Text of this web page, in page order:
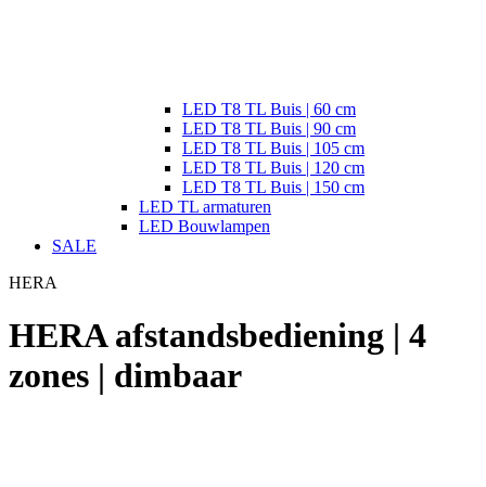
LED T8 TL Buis | 60 cm
LED T8 TL Buis | 90 cm
LED T8 TL Buis | 105 cm
LED T8 TL Buis | 120 cm
LED T8 TL Buis | 150 cm
LED TL armaturen
LED Bouwlampen
SALE
HERA
HERA afstandsbediening | 4
zones | dimbaar